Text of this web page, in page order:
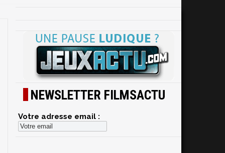
NEWSLETTER FILMSACTU
Votre adresse email :